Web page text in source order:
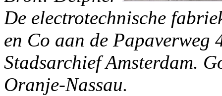
De electrotechnische
en Co aan de Papaverweg
Stadsarchief Amsterdam.
Oranje-Nassau.